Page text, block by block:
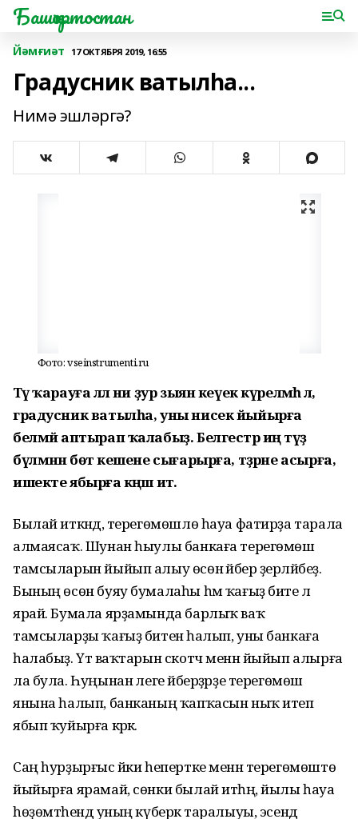
Башҡортостан
Йәмғиәт 17 ОКТЯБРЯ 2019, 16:55
Градусник ватылһа...
Нимә эшләргә?
Фото: vseinstrumenti.ru
Тәү ҡарауға әллә ни ҙур зыян кеүек күрелмәһә лә,
градусник ватылһа, уны нисек йыйырға
белмәй аптырап ҡалабыҙ. Белгестәр иң тәүҙә
бүлмәнән бөтә кешене сығарырға, тәҙрәне асырға, ә
ишекте ябырға кәңәш итә.
Былай иткәндә, терегөмөшлө һауа фатирҙа тарала
алмаясаҡ. Шунан һыулы банкаға терегөмөш
тамсыларын йыйып алыу өсөн әйбер әҙерләйбеҙ.
Бының өсөн буяу бумалаһы һәм ҡағыҙ бите лә
ярай. Бумала ярҙамында барлыҡ ваҡ
тамсыларҙы ҡағыҙ битенә һалып, уны банкаға
һалабыҙ. Үтә ваҡтарын скотч менән йыйып алырға
ла була. Һуңынан әлеге әйберҙәрҙе терегөмөш
янына һалып, банканың ҡапҡасын ныҡ итеп
ябып ҡуйырға кәрәк.
Саң һурҙырғыс йәки һепертке менән терегөмөштө
йыйырға ярамай, сөнки былай итһәң, йылы һауа
һөҙөмтәһендә уның күберәк таралыуы, эсендә